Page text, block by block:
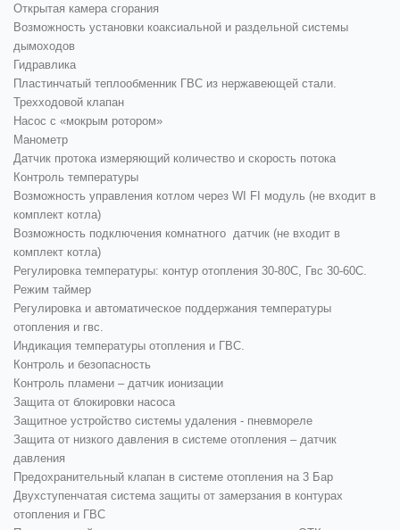
Открытая камера сгорания
Возможность установки коаксиальной и раздельной системы
дымоходов
Гидравлика
Пластинчатый теплообменник ГВС из нержавеющей стали.
Трехходовой клапан
Насос с «мокрым ротором»
Манометр
Датчик протока измеряющий количество и скорость потока
Контроль температуры
Возможность управления котлом через WI FI модуль (не входит в
комплект котла)
Возможность подключения комнатного датчик (не входит в
комплект котла)
Регулировка температуры: контур отопления 30-80С, Гвс 30-60С.
Режим таймер
Регулировка и автоматическое поддержания температуры
отопления и гвс.
Индикация температуры отопления и ГВС.
Контроль и безопасность
Контроль пламени – датчик ионизации
Защита от блокировки насоса
Защитное устройство системы удаления - пневмореле
Защита от низкого давления в системе отопления – датчик
давления
Предохранительный клапан в системе отопления на 3 Бар
Двухступенчатая система защиты от замерзания в контурах
отопления и ГВС